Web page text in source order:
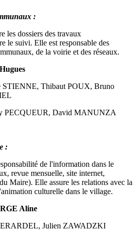
:
les dossiers des travaux
le suivi. Elle est responsable des
de la voirie et des réseaux.
STIENNE, Thibaut POUX, Bruno
PECQUEUR, David MANUNZA
:
de l'information dans le
revue mensuelle, site internet,
Maire). Elle assure les relations avec la
culturelle dans le village.
Aline
Julien ZAWADZKI